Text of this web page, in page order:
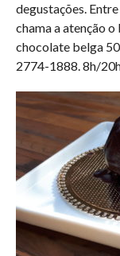
degustações.
chama a atenção
chocolate belga
2774-1888. 8h/